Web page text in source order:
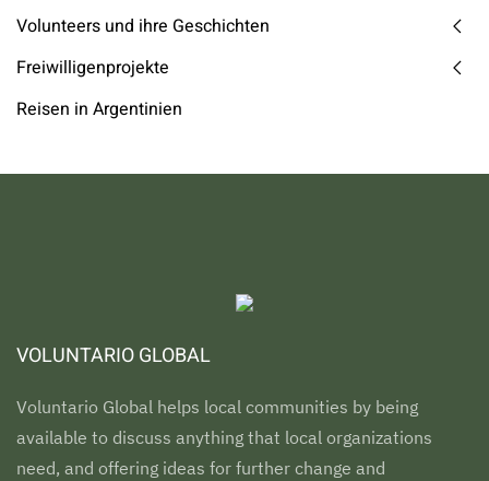
Volunteers und ihre Geschichten
Freiwilligenprojekte
Reisen in Argentinien
VOLUNTARIO GLOBAL
Voluntario Global helps local communities by being
available to discuss anything that local organizations
need, and offering ideas for further change and